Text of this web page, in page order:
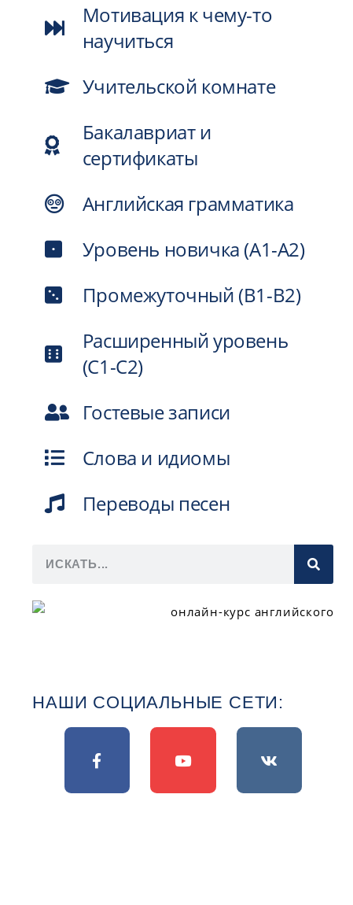
Мотивация к чему-то
научиться
Учительской комнате
Бакалавриат и
сертификаты
Английская грамматика
Уровень новичка (A1-A2)
Промежуточный (B1-B2)
Расширенный уровень
(C1-C2)
Гостевые записи
Слова и идиомы
Переводы песен
НАШИ СОЦИАЛЬНЫЕ СЕТИ: